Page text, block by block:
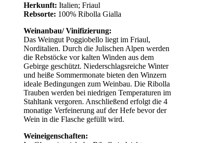
Herkunft: Italien; Friaul
Rebsorte: 100% Ribolla Gialla
Weinanbau/ Vinifizierung:
Das Weingut Poggiobello liegt im Friaul,
Norditalien. Durch die Julischen Alpen werden
die Rebstöcke vor kalten Winden aus dem
Gebirge geschützt. Niederschlagsreiche Winter
und heiße Sommermonate bieten den Winzern
ideale Bedingungen zum Weinbau. Die Ribolla
Trauben werden bei niedrigen Temperaturen im
Stahltank vergoren. Anschließend erfolgt die 4
monatige Verfeinerung auf der Hefe bevor der
Wein in die Flasche gefüllt wird.
Weineigenschaften: